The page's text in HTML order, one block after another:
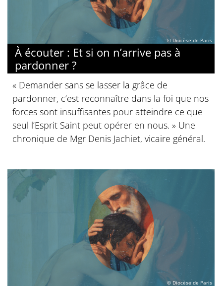
© Diocèse de Paris
À écouter : Et si on n’arrive pas à
pardonner ?
« Demander sans se lasser la grâce de
pardonner, c’est reconnaître dans la foi que nos
forces sont insuffisantes pour atteindre ce que
seul l’Esprit Saint peut opérer en nous. » Une
chronique de Mgr Denis Jachiet, vicaire général.
© Diocèse de Paris